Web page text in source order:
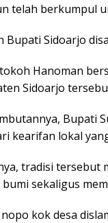
telah berkumpul
Bupati Sidoarjo
Hanoman
Sidoarjo
Bupati
kearifan lokal
tradisi tersebut
sekaligus
kok desa